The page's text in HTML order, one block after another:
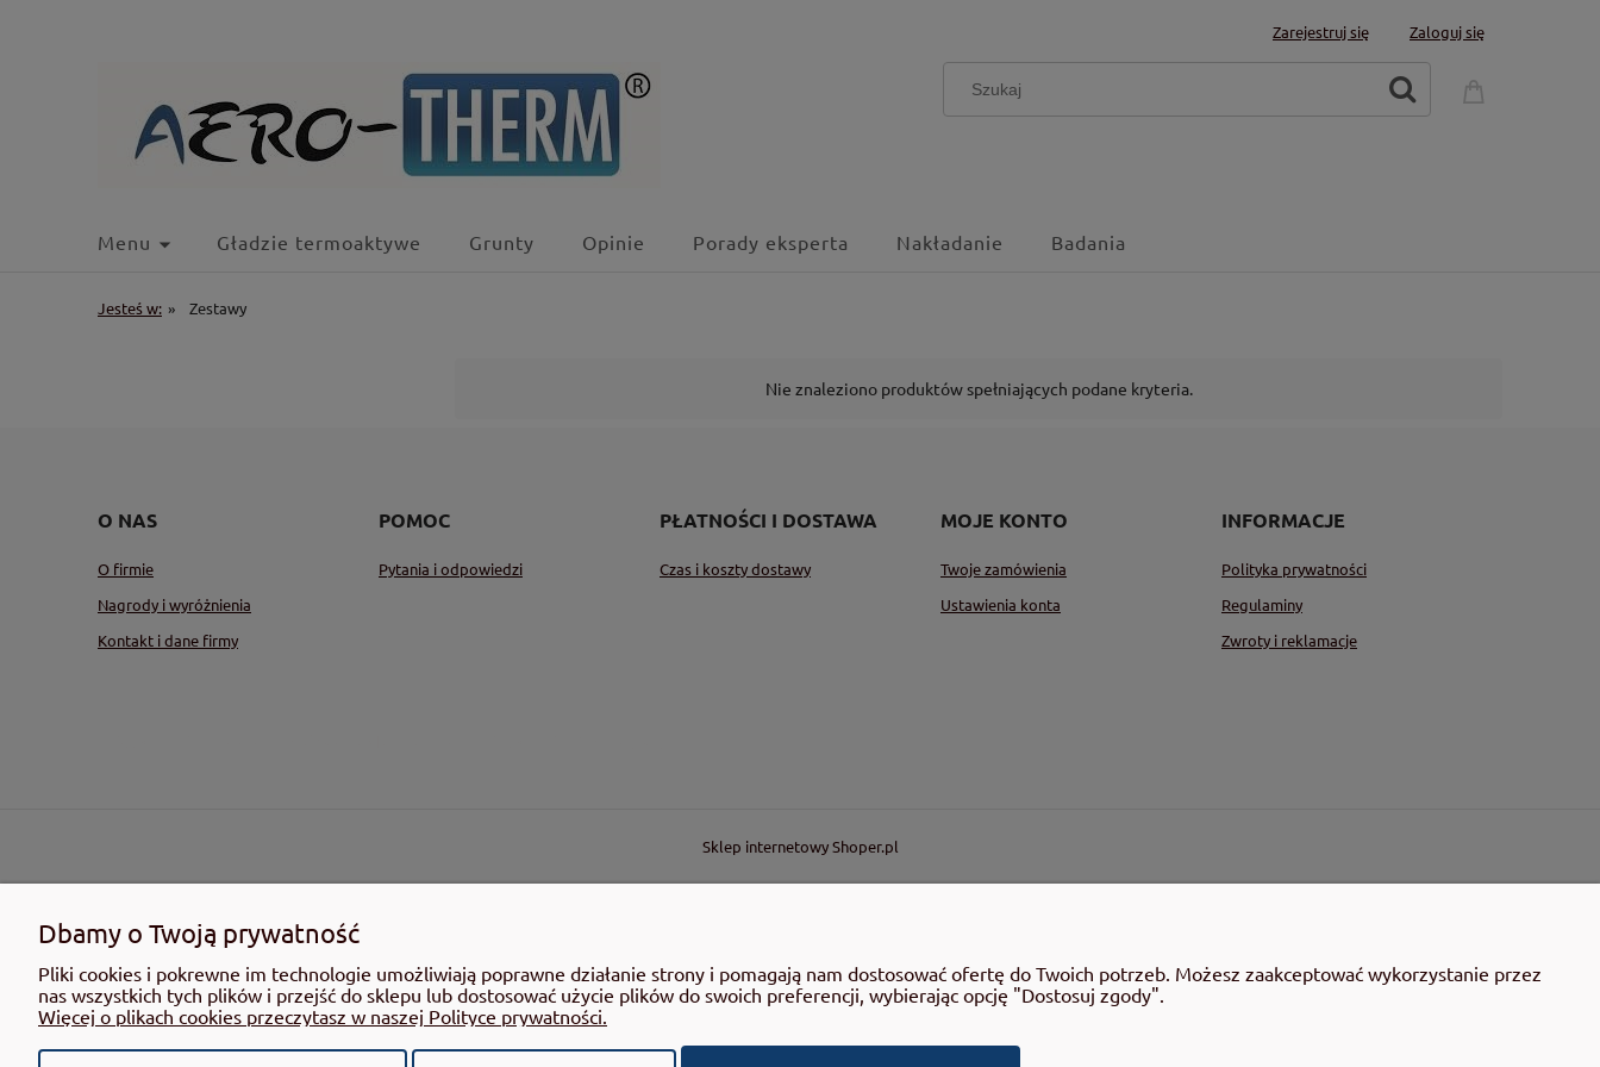
Zarejestruj się Zaloguj się
Menu Gładzie termoaktywe Grunty Opinie Porady eksperta Nakładanie Badania
Jesteś w: » Zestawy
Nie znaleziono produktów spełniających podane kryteria.
O NAS
O firmie
Nagrody i wyróżnienia
Kontakt i dane firmy
POMOC
Pytania i odpowiedzi
PŁATNOŚCI I DOSTAWA
Czas i koszty dostawy
MOJE KONTO
Twoje zamówienia
Ustawienia konta
INFORMACJE
Polityka prywatności
Regulaminy
Zwroty i reklamacje
Sklep internetowy Shoper.pl
Dbamy o Twoją prywatność
Pliki cookies i pokrewne im technologie umożliwiają poprawne działanie strony i pomagają nam dostosować ofertę do Twoich potrzeb. Możesz zaakceptować wykorzystanie przez
nas wszystkich tych plików i przejść do sklepu lub dostosować użycie plików do swoich preferencji, wybierając opcję "Dostosuj zgody".
Więcej o plikach cookies przeczytasz w naszej Polityce prywatności.